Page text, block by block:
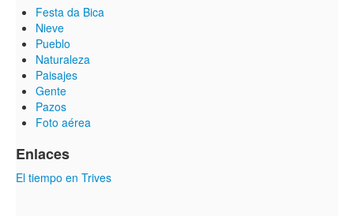
Festa da Bica
Nieve
Pueblo
Naturaleza
Paisajes
Gente
Pazos
Foto aérea
Enlaces
El tiempo en Trives